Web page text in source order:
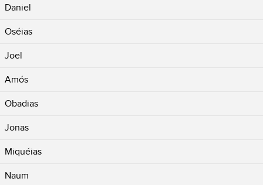
Daniel
Oséias
Joel
Amós
Obadias
Jonas
Miquéias
Naum